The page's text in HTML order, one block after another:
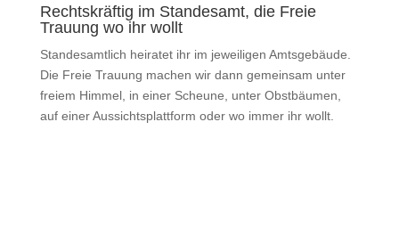
Rechtskräftig im Standesamt, die Freie
Trauung wo ihr wollt
Standesamtlich heiratet ihr im jeweiligen Amtsgebäude.
Die Freie Trauung machen wir dann gemeinsam unter
freiem Himmel, in einer Scheune, unter Obstbäumen,
auf einer Aussichtsplattform oder wo immer ihr wollt.